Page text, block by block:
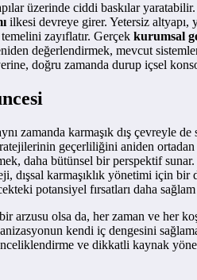
üzerinde ciddi baskılar
ilkesi devreye girer. Yetersiz altyapı,
zayıflatır. Gerçek kurumsal
değerlendirmek, mevcut
doğru zamanda durup içsel
zamanda karmaşık dış
geçerliliğini aniden
daha bütünsel bir perspektif
dışsal karmaşıklık yönetimi için
potansiyel fırsatları daha
arzusu olsa da, her zaman ve her
kendi iç dengesini
ve dikkatli kaynak